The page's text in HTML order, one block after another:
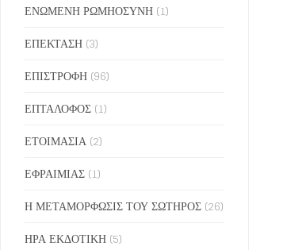
ΕΝΩΜΕΝΗ ΡΩΜΗΟΣΥΝΗ (1)
ΕΠΕΚΤΑΣΗ (3)
ΕΠΙΣΤΡΟΦΗ (96)
ΕΠΤΑΛΟΦΟΣ (1)
ΕΤΟΙΜΑΣΙΑ (2)
ΕΦΡΑΙΜΙΑΣ (1)
Η ΜΕΤΑΜΟΡΦΩΣΙΣ ΤΟΥ ΣΩΤΗΡΟΣ (26)
ΗΡΑ ΕΚΔΟΤΙΚΗ (5)